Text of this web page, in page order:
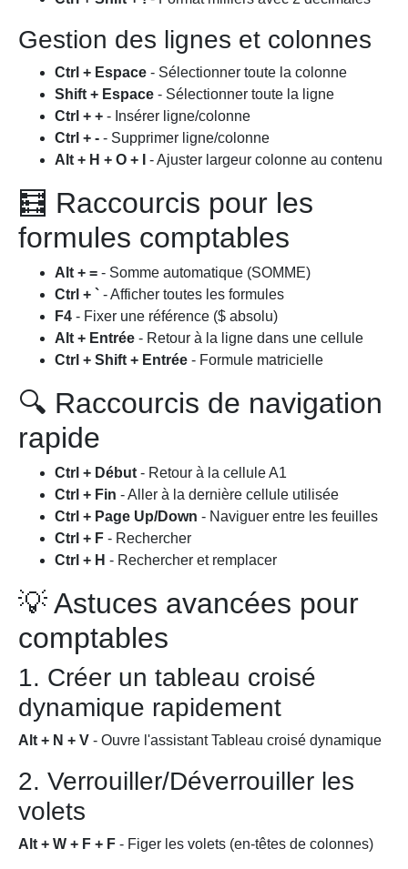
Gestion des lignes et colonnes
Ctrl + Espace - Sélectionner toute la colonne
Shift + Espace - Sélectionner toute la ligne
Ctrl + + - Insérer ligne/colonne
Ctrl + - - Supprimer ligne/colonne
Alt + H + O + I
- Ajuster largeur colonne au contenu
🧮 Raccourcis pour les
formules comptables
Alt + = - Somme automatique (SOMME)
Ctrl + ` - Afficher toutes les formules
F4 - Fixer une référence ($ absolu)
Alt + Entrée - Retour à la ligne dans une cellule
Ctrl + Shift + Entrée - Formule matricielle
🔍 Raccourcis de navigation
rapide
Ctrl + Début - Retour à la cellule A1
Ctrl + Fin - Aller à la dernière cellule utilisée
Ctrl + Page Up/Down - Naviguer entre les feuilles
Ctrl + F - Rechercher
Ctrl + H - Rechercher et remplacer
💡 Astuces avancées pour
comptables
1. Créer un tableau croisé
dynamique rapidement
Alt + N + V - Ouvre l'assistant Tableau croisé dynamique
2. Verrouiller/Déverrouiller les
volets
Alt + W + F + F - Figer les volets (en-têtes de colonnes)